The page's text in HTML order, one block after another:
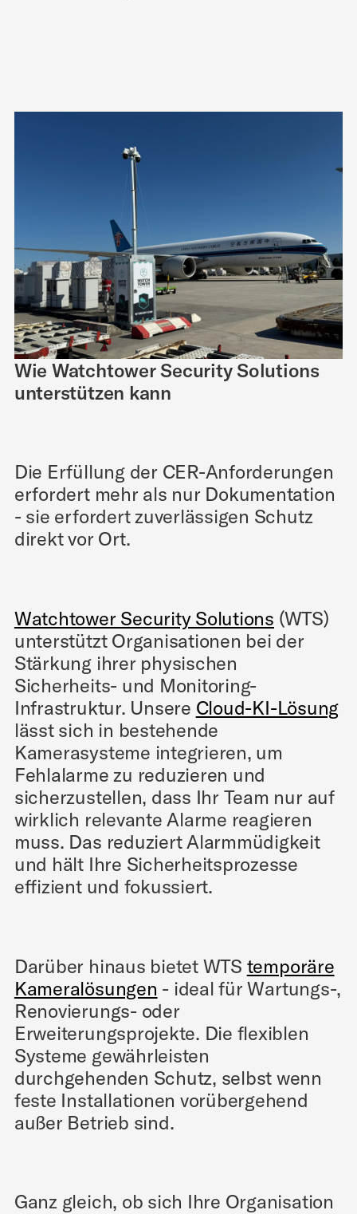
Wie Watchtower Security Solutions
unterstützen kann
Die Erfüllung der CER-Anforderungen
erfordert mehr als nur Dokumentation
- sie erfordert zuverlässigen Schutz
direkt vor Ort.
Watchtower Security Solutions (WTS)
unterstützt Organisationen bei der
Stärkung ihrer physischen
Sicherheits- und Monitoring-
Infrastruktur. Unsere Cloud-KI-Lösung
lässt sich in bestehende
Kamerasysteme integrieren, um
Fehlalarme zu reduzieren und
sicherzustellen, dass Ihr Team nur auf
wirklich relevante Alarme reagieren
muss. Das reduziert Alarmmüdigkeit
und hält Ihre Sicherheitsprozesse
effizient und fokussiert.
Darüber hinaus bietet WTS temporäre
Kameralösungen - ideal für Wartungs-,
Renovierungs- oder
Erweiterungsprojekte. Die flexiblen
Systeme gewährleisten
durchgehenden Schutz, selbst wenn
feste Installationen vorübergehend
außer Betrieb sind.
Ganz gleich, ob sich Ihre Organisation